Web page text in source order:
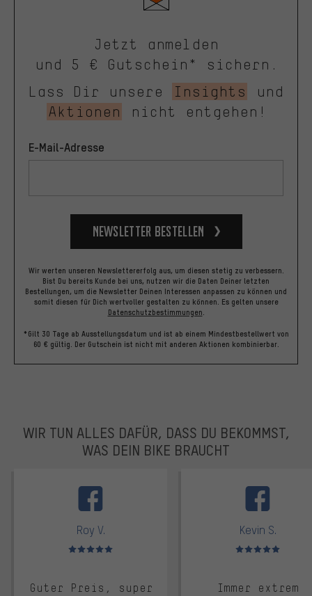
Jetzt anmelden
und 5 € Gutschein* sichern.
Lass Dir unsere
Insights
und
Aktionen
nicht entgehen!
E-Mail-Adresse
Newsletter bestellen
Wir werten unseren Newslettererfolg aus, um diesen stetig zu verbessern.
Bist Du bereits Kunde bei uns, nutzen wir die Daten Deiner letzten
Bestellungen, um die Newsletter Deinen Interessen anpassen zu können und
somit diesen für Dich wertvoller gestalten zu können. Es gelten unsere
Datenschutzbestimmungen.
*Gilt 30 Tage ab Ausstellungsdatum und ist ab einem Mindestbestellwert von
60 € gültig. Der Gutschein ist nicht mit anderen Aktionen kombinierbar.
WIR TUN ALLES DAFÜR, DASS DU BEKOMMST,
WAS DEIN BIKE BRAUCHT
Roy V.
Bewertungen: 5 von 5
Guter Preis, super
Kevin S.
Bewertungen: 5 von 5
Immer extrem